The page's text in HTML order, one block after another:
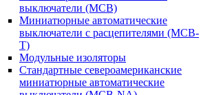
выключатели (MCB)
Миниатюрные автоматические
выключатели с расцепителями (MCB-
T)
Модульные изоляторы
Стандартные североамериканские
миниатюрные автоматические